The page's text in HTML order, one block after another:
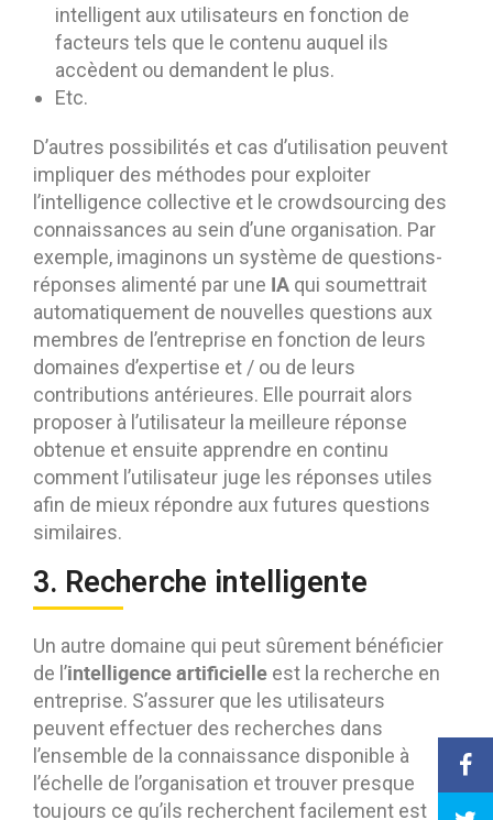
intelligent aux utilisateurs en fonction de
facteurs tels que le contenu auquel ils
accèdent ou demandent le plus.
Etc.
D’autres possibilités et cas d’utilisation peuvent
impliquer des méthodes pour exploiter
l’intelligence collective et le crowdsourcing des
connaissances au sein d’une organisation. Par
exemple, imaginons un système de questions-
réponses alimenté par une IA qui soumettrait
automatiquement de nouvelles questions aux
membres de l’entreprise en fonction de leurs
domaines d’expertise et / ou de leurs
contributions antérieures. Elle pourrait alors
proposer à l’utilisateur la meilleure réponse
obtenue et ensuite apprendre en continu
comment l’utilisateur juge les réponses utiles
afin de mieux répondre aux futures questions
similaires.
3. Recherche intelligente
Un autre domaine qui peut sûrement bénéficier
de l’intelligence artificielle est la recherche en
entreprise. S’assurer que les utilisateurs
peuvent effectuer des recherches dans
l’ensemble de la connaissance disponible à
l’échelle de l’organisation et trouver presque
toujours ce qu’ils recherchent facilement est